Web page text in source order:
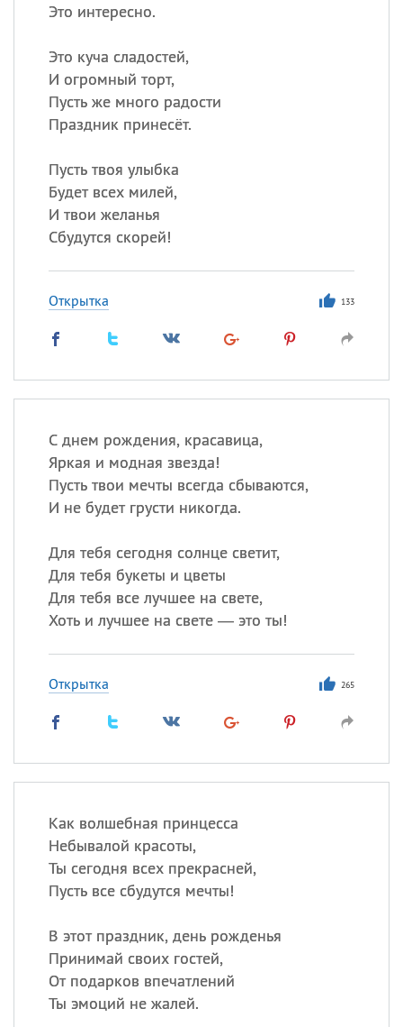
Это интересно.
Это куча сладостей,
И огромный торт,
Пусть же много радости
Праздник принесёт.
Пусть твоя улыбка
Будет всех милей,
И твои желанья
Сбудутся скорей!
Открытка 133
С днем рождения, красавица,
Яркая и модная звезда!
Пусть твои мечты всегда сбываются,
И не будет грусти никогда.
Для тебя сегодня солнце светит,
Для тебя букеты и цветы
Для тебя все лучшее на свете,
Хоть и лучшее на свете — это ты!
Открытка 265
Как волшебная принцесса
Небывалой красоты,
Ты сегодня всех прекрасней,
Пусть все сбудутся мечты!
В этот праздник, день рожденья
Принимай своих гостей,
От подарков впечатлений
Ты эмоций не жалей.